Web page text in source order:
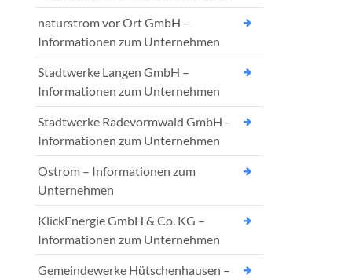
naturstrom vor Ort GmbH –
Informationen zum Unternehmen
Stadtwerke Langen GmbH –
Informationen zum Unternehmen
Stadtwerke Radevormwald GmbH –
Informationen zum Unternehmen
Ostrom – Informationen zum
Unternehmen
KlickEnergie GmbH & Co. KG –
Informationen zum Unternehmen
Gemeindewerke Hütschenhausen –